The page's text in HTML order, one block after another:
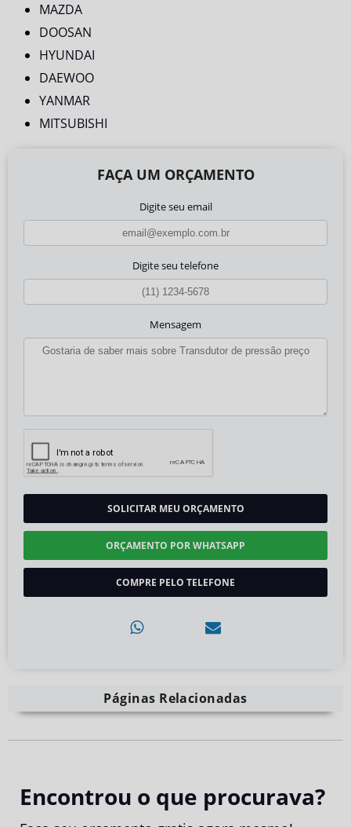
MAZDA
DOOSAN
HYUNDAI
DAEWOO
YANMAR
MITSUBISHI
FAÇA UM ORÇAMENTO
Digite seu email
Digite seu telefone
Mensagem
SOLICITAR MEU ORÇAMENTO
ORÇAMENTO POR WHATSAPP
COMPRE PELO TELEFONE
Páginas Relacionadas
Encontrou o que procurava?